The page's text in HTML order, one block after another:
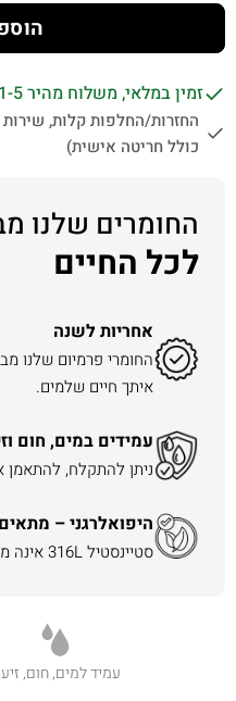
זמין במלאי, משלוח מהיר 1-5 ימי עסקים לכל הארץ.
החזרות/החלפות קלות, שירות
כולל חריטה אישית)
החומרים שלנו
לכל החיים
אחריות לשנה
החומרי פרמיום שלנו
איתך חיים שלמים.
עמידים במים, חום
ניתן להתקלח, להתאמן
היפואלרגני –
סטיינסטיל 316L אינה משחירה ואינה מגרה את העור.
עמיד למים, חום,